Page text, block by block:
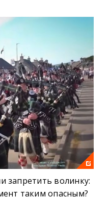
запретить волинку:
таким опасным?